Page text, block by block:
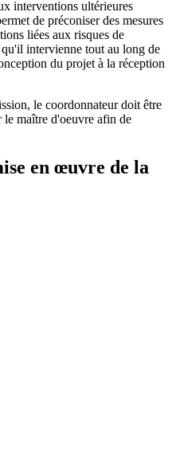
interventions ultérieures
de préconiser des mesures
liées aux risques de
intervienne tout au long de
du projet à la réception
le coordonnateur doit être
le maître d'oeuvre afin de
en œuvre de la